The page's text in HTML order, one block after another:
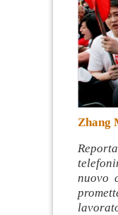
Zhang
nuovo